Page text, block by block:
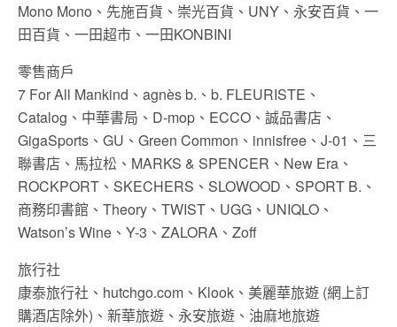
Mono Mono、先施百貨、崇光百貨、UNY、永安百貨、一
田百貨、一田超市、一田KONBINI
零售商戶
7 For All Mankind、agnès b.、b. FLEURISTE、
Catalog、中華書局、D-mop、ECCO、誠品書店、
GigaSports、GU、Green Common、innisfree、J-01、三
聯書店、馬拉松、MARKS & SPENCER、New Era、
ROCKPORT、SKECHERS、SLOWOOD、SPORT B.、
商務印書館、Theory、TWIST、UGG、UNIQLO、
Watson’s Wine、Y-3、ZALORA、Zoff
旅行社
康泰旅行社、hutchgo.com、Klook、美麗華旅遊 (網上訂
購酒店除外)、新華旅遊、永安旅遊、油麻地旅遊